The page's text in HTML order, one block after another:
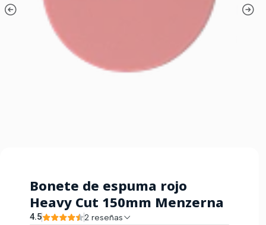
Bonete de espuma rojo
Heavy Cut 150mm Menzerna
4.5 2 reseñas